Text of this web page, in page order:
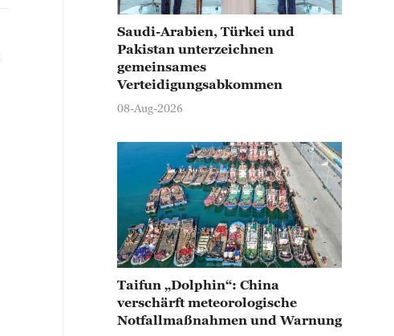
Saudi-Arabien, Türkei und
Pakistan unterzeichnen
gemeinsames
Verteidigungsabkommen
08-Aug-2026
Taifun „Dolphin“: China
verschärft meteorologische
Notfallmaßnahmen und Warnung